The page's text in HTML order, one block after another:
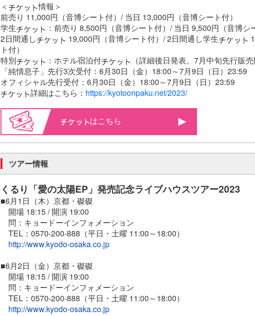
＜
情報＞
前売り 11,000円（音博シート付）/ 当日 13,000円（音博シート付）
学生
：前売り 8,500円（音博シート付）/ 当日 9,500円（音博シ
2日間通し
19,000円（音博シート付）/ 2日間通し学生
ト付）
特別
：ホテル宿泊付
（詳細後日発表。7月中旬先行販売
「純情息子」先行3次受付：6月30日（金）18:00～7月9日（日）23:59
オフィシャル先行受付：6月30日（金）18:00～7月9日（日）23:59
詳細はこちら： https://kyotoonpaku.net/2023/
はこちら
ツアー情報
くるり「愛の太陽EP」発売記念ライブハウスツアー2023
■6月1日（木）京都・磔磔
開場 18:15 / 開演 19:00
問：キョードーインフォメーション
TEL：0570-200-888（平日・土曜 11:00～18:00）
http://www.kyodo-osaka.co.jp
■6月2日（金）京都・磔磔
開場 18:15 / 開演 19:00
問：キョードーインフォメーション
TEL：0570-200-888（平日・土曜 11:00～18:00）
http://www.kyodo-osaka.co.jp